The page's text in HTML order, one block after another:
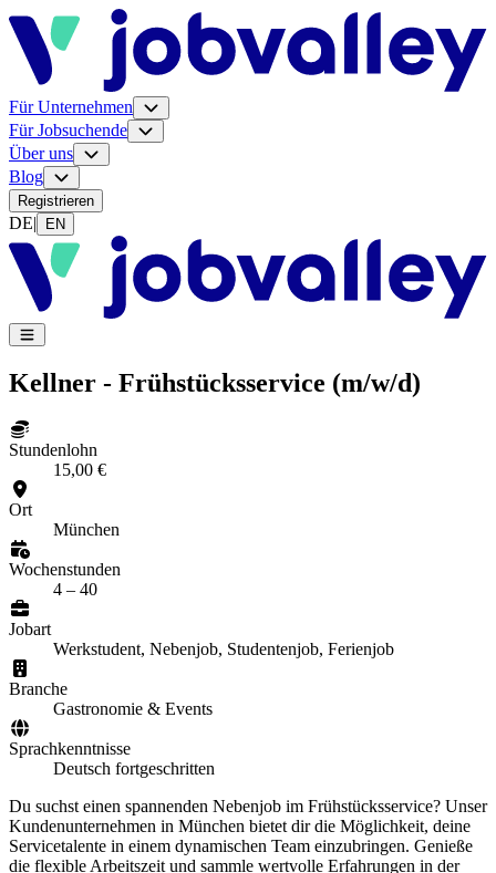
Für Unternehmen
Für Jobsuchende
Über uns
Blog
Registrieren
DE| EN
Kellner - Frühstücksservice (m/w/d)
Stundenlohn
15,00 €
Ort
München
Wochenstunden
4 – 40
Jobart
Werkstudent, Nebenjob, Studentenjob, Ferienjob
Branche
Gastronomie & Events
Sprachkenntnisse
Deutsch fortgeschritten
Du suchst einen spannenden Nebenjob im Frühstücksservice? Unser
Kundenunternehmen in München bietet dir die Möglichkeit, deine
Servicetalente in einem dynamischen Team einzubringen. Genieße
die flexible Arbeitszeit und sammle wertvolle Erfahrungen in der